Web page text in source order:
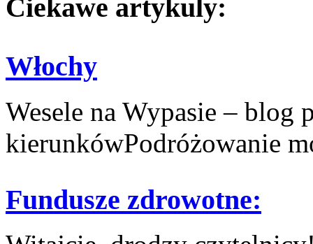
Ciekawe artykuly:
Włochy
Wesele na Wypasie – blog
kierunkówPodróżowanie
Fundusze zdrowotne: